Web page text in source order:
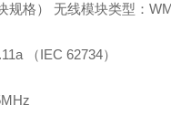
规格） 无线模块类型：
（IEC 62734）